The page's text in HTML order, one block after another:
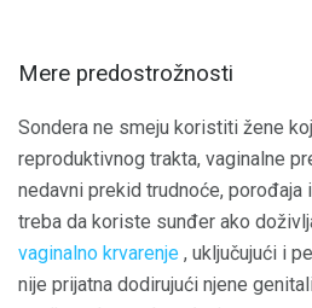
Mere predostrožnosti
Sondera ne smeju koristiti žene
reproduktivnog trakta, vaginalne
nedavni prekid trudnoće, porođaja
treba da koriste sunđer ako
vaginalno krvarenje , uključujući i
nije prijatna dodirujući njene